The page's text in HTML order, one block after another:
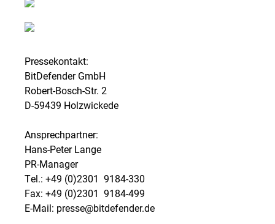
Pressekontakt:
BitDefender GmbH
Robert-Bosch-Str. 2
D-59439 Holzwickede
Ansprechpartner:
Hans-Peter Lange
PR-Manager
Tel.: +49 (0)2301  9184-330
Fax: +49 (0)2301  9184-499
E-Mail: presse@bitdefender.de